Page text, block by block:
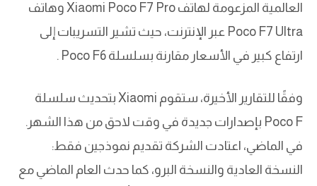
العالمية المزعومة لهاتف Xiaomi Poco F7 Pro وهاتف
Poco F7 Ultra عبر الإنترنت، حيث تشير التسريبات إلى
ارتفاع كبير في الأسعار مقارنة بسلسلة Poco F6 .
وفقًا للتقارير الأخيرة، ستقوم Xiaomi بتحديث سلسلة
Poco F بإصدارات جديدة في وقت لاحق من هذا الشهر.
في الماضي، اعتادت الشركة تقديم نموذجين فقط:
النسخة العادية والنسخة البرو، كما حدث العام الماضي مع